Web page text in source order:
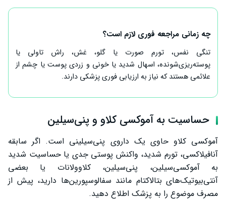
چه زمانی مراجعه فوری لازم است؟
تنگی نفس، تورم صورت یا گلو، غش، راش تاولی یا
پوسته‌ریزی‌شونده، اسهال شدید یا خونی و زردی پوست یا چشم از
علائمی هستند که نیاز به ارزیابی فوری پزشکی دارند.
حساسیت به آموکسی کلاو و پنی‌سیلین
آموکسی کلاو حاوی یک داروی پنی‌سیلینی است. اگر سابقه
آنافیلاکسی، تورم شدید، واکنش پوستی جدی یا حساسیت شدید
به آموکسی‌سیلین، پنی‌سیلین، کلاوولانات یا بعضی
آنتی‌بیوتیک‌های بتالاکتام مانند سفالوسپورین‌ها دارید، پیش از
مصرف موضوع را به پزشک اطلاع دهید.